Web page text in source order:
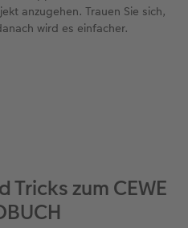
anzugehen. Trauen Sie sich,
wird es einfacher.
Tricks zum CEWE